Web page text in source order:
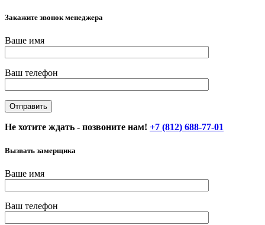
Закажите звонок менеджера
Ваше имя
Ваш телефон
Не хотите ждать - позвоните нам! +7 (812) 688-77-01
Вызвать замерщика
Ваше имя
Ваш телефон